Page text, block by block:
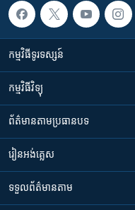
កម្មវិធី​ទូរទស្សន៍
កម្មវិធី​វិទ្យុ
ព័ត៌មាន​តាមប្រធានបទ​
រៀន​​អង់គ្លេស
ទទួល​ព័ត៌មាន​តាម